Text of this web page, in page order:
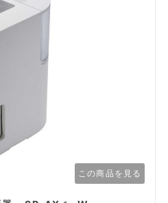
この商品を見る